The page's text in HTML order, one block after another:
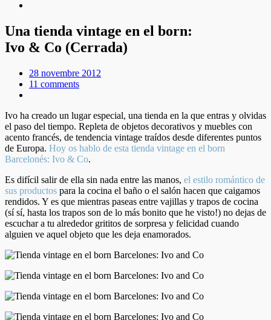
Una tienda vintage en el born:
Ivo & Co (Cerrada)
28 novembre 2012
11 comments
Ivo ha creado un lugar especial, una tienda en la que entras y olvidas
el paso del tiempo. Repleta de objetos decorativos y muebles con
acento francés, de tendencia vintage traídos desde diferentes puntos
de Europa. Hoy os hablo de esta tienda vintage en el born
Barcelonés: Ivo & Co.
Es difícil salir de ella sin nada entre las manos, el estilo romántico de
sus productos para la cocina el baño o el salón hacen que caigamos
rendidos. Y es que mientras paseas entre vajillas y trapos de cocina
(sí sí, hasta los trapos son de lo más bonito que he visto!) no dejas de
escuchar a tu alrededor grititos de sorpresa y felicidad cuando
alguien ve aquel objeto que les deja enamorados.